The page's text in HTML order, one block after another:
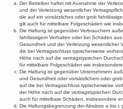
Der Betreiber haftet mit Ausnahme der
und der Verletzung wesentlicher
die auf ein vorsätzliches oder grob
gilt auch für mittelbare Folgeschäden wie
Die Haftung ist gegenüber Verbrauchern
fahrlässigem Verhalten oder bei Schäden
Gesundheit und der Verletzung wesentlicher
die bei Vertragsschluss typischerweise
Höhe nach auf die vertragstypischen
für mittelbare Folgeschäden wie
Die Haftung ist gegenüber Unternehmern
und Gesundheit oder vorsätzlichem oder
auf die bei Vertragsschluss typischerweise
der Höhe nach auf die vertragstypischen
auch für mittelbare Schäden, insbesondere
Die Haftungsbegrenzung der Absätze a bis